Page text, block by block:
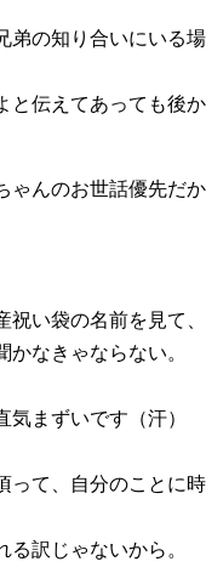
弟の知り合いにいる
と伝えてあっても後
ゃんのお世話優先だ
祝い袋の名前を見て
かなきゃならない。
気まずいです（汗）
って、自分のことに
る訳じゃないから。